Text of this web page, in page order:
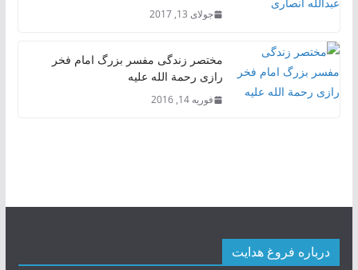
جولای 13, 2017
مختصر زندگی مفسر بزرگ امام فخر
رازی رحمة الله علیه
فوریه 14, 2016
درباره فروغ هدایت